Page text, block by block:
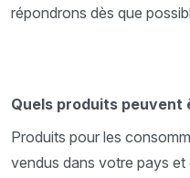
répondrons dès que
Quels produits peuvent
Produits pour les
vendus dans votre pays